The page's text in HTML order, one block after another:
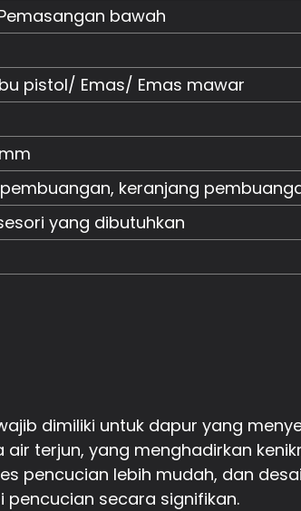
bawah
pistol/ Emas/ Emas mawar
keranjang
yang dibutuhkan
dimiliki untuk dapur yang
terjun, yang menghadirkan
pencucian lebih mudah, dan
pencucian secara signifikan.